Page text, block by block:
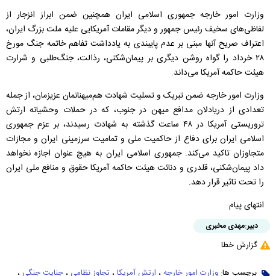
وزارت امور خارجه جمهوری اسلامی ایران همچنین ضمن ابراز انزجار از
لفاظی‌های سخیف رئیس جمهور و دیگر مقامات آمریکایی علیه ملت بزرگ ایران،
اعتراف صریح آنها مبنی بر عدم پایبندی به یادداشت تفاهم خاتمه جنگ مورخ
۲۸ خرداد را گواه روشن دیگری بر پیمان‌شکنی، رذالت، جنگ‌طلبی و شرارت
هیئت حاکمه آمریکا می‌داند.
وزارت امور خارجه ضمن تبریک و تسلیت شهادت هم‌میهنانمان عزیزمان، از جمله
تعدادی از دریادلان مدافع میهن در جنوب، که در حملات وحشیانه ارتش
تروریستی آمریکا در ۴۸ ساعت گذشته به شهادت رسیدند، بر عزم جمهوری
اسلامی ایران برای دفاع از حاکمیت ملی و تمامیت سرزمینی ایران و مجازات
متجاوزان تاکید می‌کند. جمهوری اسلامی ایران به هیچ عنوان اجازه نخواهد
داد پیمان‌شکنی، قلدری و دنائت هیئت حاکمه آمریکا حقوق و منافع ملی ایران
را تحت تاثیر قرار دهد.
انتهای پیام
دبیر:مهدی مخبری
گزارش خطا
برچسب ها: وزارت امور خارجه ، ارتش آمریکا ، تجاوز نظامی ، جنایت جنگی ،